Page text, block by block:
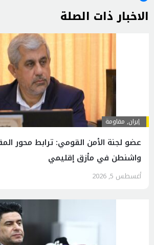
الاخبار ذات الصلة
إيران, مقاومة
عضو لجنة الأمن القومي: ترابط محور
واشنطن في مأزق إقليمي
أغسطس 5, 2026